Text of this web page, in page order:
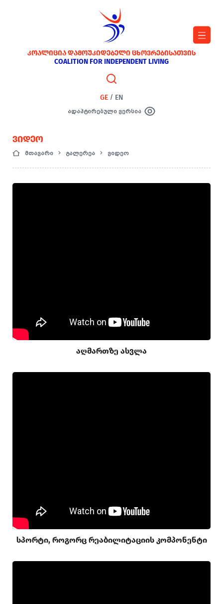
ᲙᲝᲐᲚᲘᲪᲘᲐ ᲓᲐᲛᲝᲣᲙᲘᲓᲔᲑᲔᲚᲘ ᲪᲮᲝᲕᲠᲔᲑᲘᲡᲐᲗᲕᲘᲡ
COALITION FOR INDEPENDENT LIVING
GE / EN
ადაპტირებული ვერსია
ᲕᲘᲓᲔᲝ
მთავარი გალერეა ვიდეო
აღმართზე ასვლა
სპორტი, როგორც რეაბილიტაციის კომპონენტი